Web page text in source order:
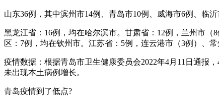
山东36例，其中滨州市14例、青岛市10例、威海市6例、临
黑龙江省：16例，均在哈尔滨市。甘肃省：12例，兰州市
区：7例，均在钦州市。江苏省：5例，连云港市（3例）、常
疫情数据：根据青岛市卫生健康委员会2022年4月11日通报
未出现本土病例增长。
青岛疫情到了低点?